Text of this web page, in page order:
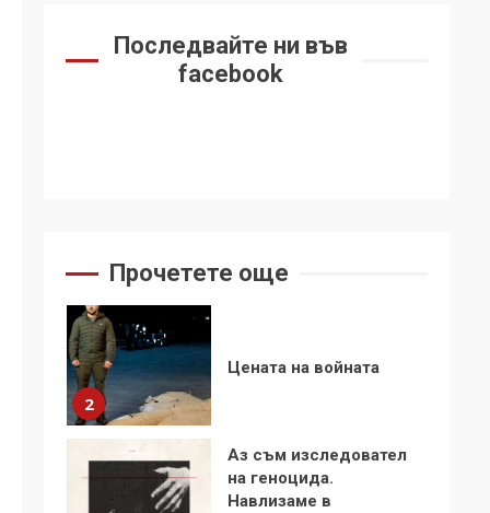
Последвайте ни във
facebook
Прочетете още
Удължаването на
1
стъпки от 1972 г.
2
Цената на войната
Аз съм изследовател
на геноцида.
Навлизаме в